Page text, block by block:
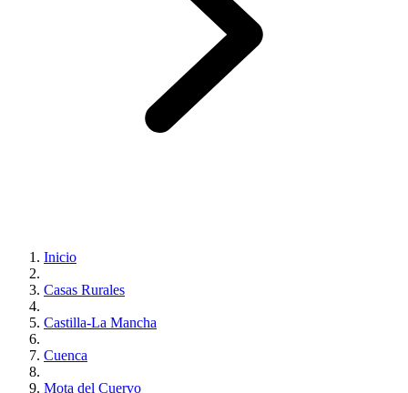
Inicio
Casas Rurales
Castilla-La Mancha
Cuenca
Mota del Cuervo